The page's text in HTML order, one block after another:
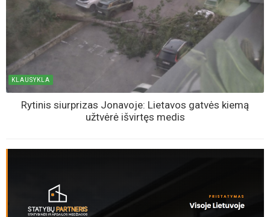
KLAUSYKLA
Rytinis siurprizas Jonavoje: Lietavos gatvės kiemą
užtvėrė išvirtęs medis